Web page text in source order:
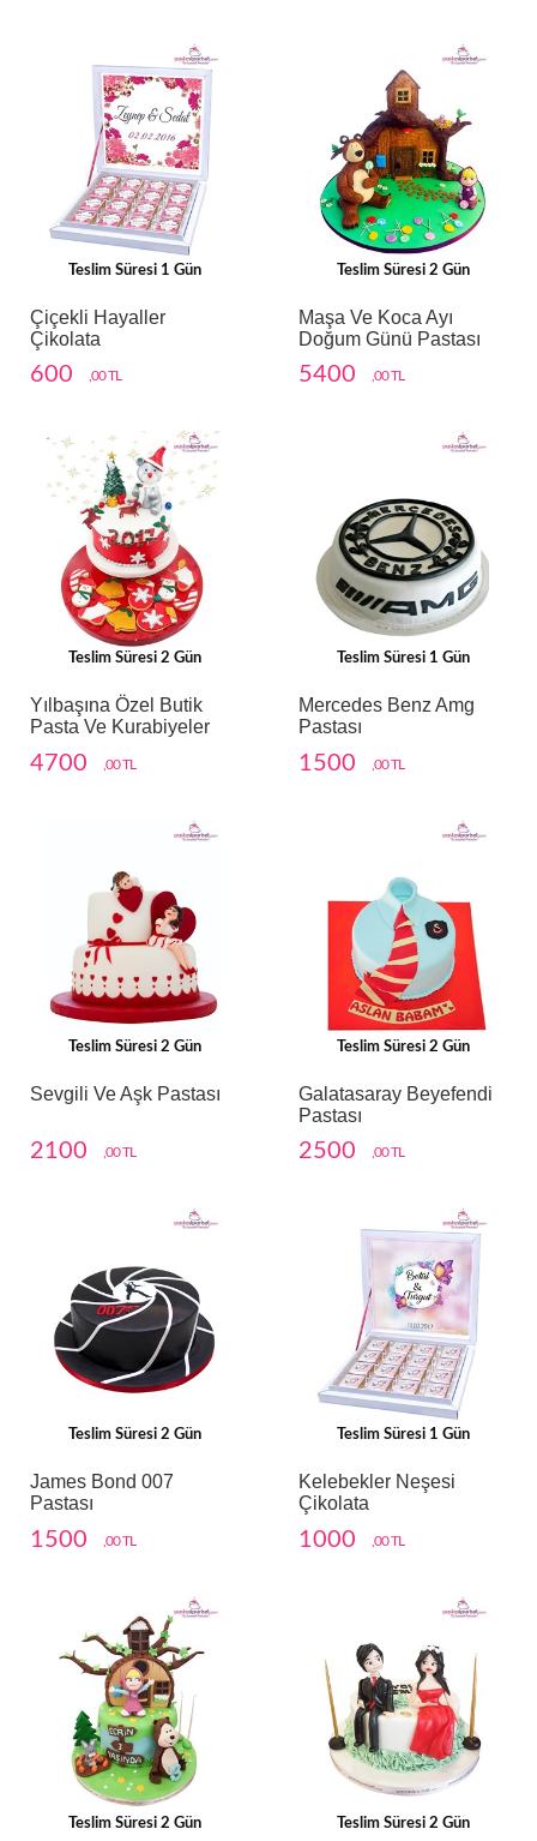
Teslim Süresi 1 Gün
Çiçekli Hayaller
Çikolata
600 ,00 TL
Teslim Süresi 2 Gün
Maşa Ve Koca Ayı
Doğum Günü Pastası
5400 ,00 TL
Teslim Süresi 2 Gün
Yılbaşına Özel Butik
Pasta Ve Kurabiyeler
4700 ,00 TL
Teslim Süresi 1 Gün
Mercedes Benz Amg
Pastası
1500 ,00 TL
Teslim Süresi 2 Gün
Sevgili Ve Aşk Pastası
2100 ,00 TL
Teslim Süresi 2 Gün
Galatasaray Beyefendi
Pastası
2500 ,00 TL
Teslim Süresi 2 Gün
James Bond 007
Pastası
1500 ,00 TL
Teslim Süresi 1 Gün
Kelebekler Neşesi
Çikolata
1000 ,00 TL
Teslim Süresi 2 Gün Teslim Süresi 2 Gün